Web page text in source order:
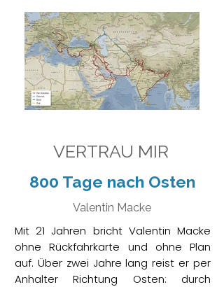
VERTRAU MIR
800 Tage nach Osten
Valentin Macke
Mit 21 Jahren bricht Valentin Macke
ohne Rückfahrkarte und ohne Plan
auf. Über zwei Jahre lang reist er per
Anhalter Richtung Osten: durch